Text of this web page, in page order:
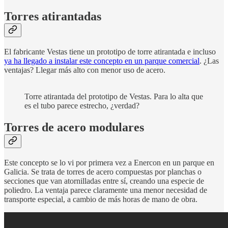
Torres atirantadas
El fabricante Vestas tiene un prototipo de torre atirantada e incluso
ya ha llegado a instalar este concepto en un parque comercial. ¿Las
ventajas? Llegar más alto con menor uso de acero.
Torre atirantada del prototipo de Vestas. Para lo alta que
es el tubo parece estrecho, ¿verdad?
Torres de acero modulares
Este concepto se lo vi por primera vez a Enercon en un parque en
Galicia. Se trata de torres de acero compuestas por planchas o
secciones que van atornilladas entre sí, creando una especie de
poliedro. La ventaja parece claramente una menor necesidad de
transporte especial, a cambio de más horas de mano de obra.